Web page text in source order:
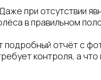
при отсутствии
в правильном
подробный отчёт с
контроля, а